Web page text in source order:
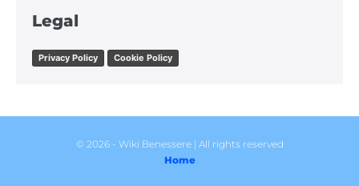
Legal
Privacy Policy Cookie Policy
© 2026 - Wiki Benessere | All rights reserved
Home